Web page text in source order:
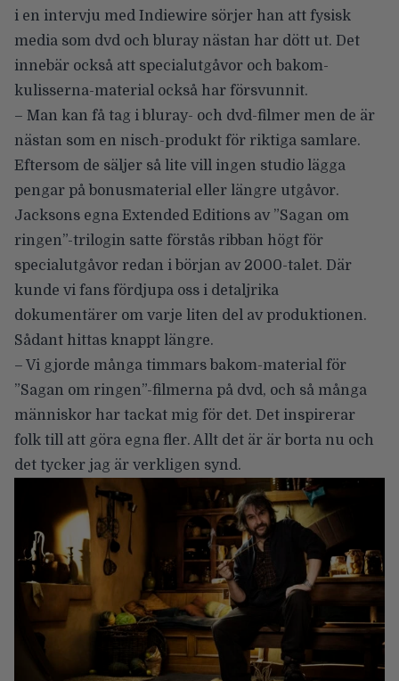
i en intervju med Indiewire sörjer han att fysisk
media som dvd och bluray nästan har dött ut. Det
innebär också att specialutgåvor och bakom-
kulisserna-material också har försvunnit.
– Man kan få tag i bluray- och dvd-filmer men de är
nästan som en nisch-produkt för riktiga samlare.
Eftersom de säljer så lite vill ingen studio lägga
pengar på bonusmaterial eller längre utgåvor.
Jacksons egna Extended Editions av ”Sagan om
ringen”-trilogin satte förstås ribban högt för
specialutgåvor redan i början av 2000-talet. Där
kunde vi fans fördjupa oss i detaljrika
dokumentärer om varje liten del av produktionen.
Sådant hittas knappt längre.
– Vi gjorde många timmars bakom-material för
”Sagan om ringen”-filmerna på dvd, och så många
människor har tackat mig för det. Det inspirerar
folk till att göra egna fler. Allt det är är borta nu och
det tycker jag är verkligen synd.